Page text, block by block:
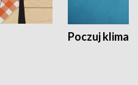
Poczuj klimat